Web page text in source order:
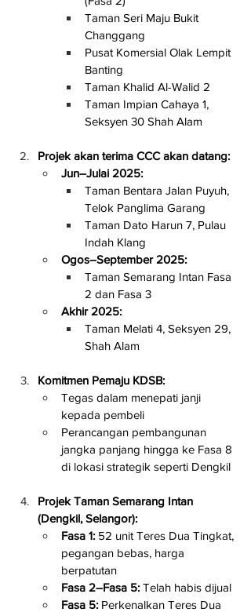
Taman Seri Maju Bukit
Changgang
Pusat Komersial Olak Lempit
Banting
Taman Khalid Al-Walid 2
Taman Impian Cahaya 1,
Seksyen 30 Shah Alam
Projek akan terima CCC akan datang:
Jun–Julai 2025:
Taman Bentara Jalan Puyuh,
Telok Panglima Garang
Taman Dato Harun 7, Pulau
Indah Klang
Ogos–September 2025:
Taman Semarang Intan Fasa
2 dan Fasa 3
Akhir 2025:
Taman Melati 4, Seksyen 29,
Shah Alam
Komitmen Pemaju KDSB:
Tegas dalam menepati janji
kepada pembeli
Perancangan pembangunan
jangka panjang hingga ke Fasa 8
di lokasi strategik seperti Dengkil
Projek Taman Semarang Intan
(Dengkil, Selangor):
Fasa 1: 52 unit Teres Dua Tingkat,
pegangan bebas, harga
berpatutan
Fasa 2–Fasa 5: Telah habis dijual
Fasa 5: Perkenalkan Teres Dua